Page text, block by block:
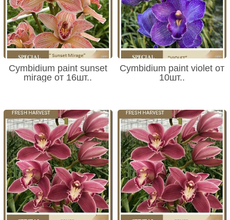
Cymbidium paint sunset
mirage от 16шт..
Cymbidium paint violet от
10шт..